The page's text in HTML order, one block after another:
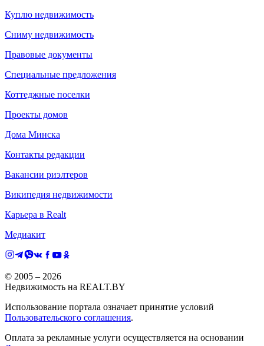
Куплю недвижимость
Сниму недвижимость
Правовые документы
Специальные предложения
Коттеджные поселки
Проекты домов
Дома Минска
Контакты редакции
Вакансии риэлтеров
Википедия недвижимости
Карьера в Realt
Медиакит
© 2005 – 2026
Недвижимость на REALT.BY
Использование портала означает принятие условий
Пользовательского соглашения.
Оплата за рекламные услуги осуществляется на основании